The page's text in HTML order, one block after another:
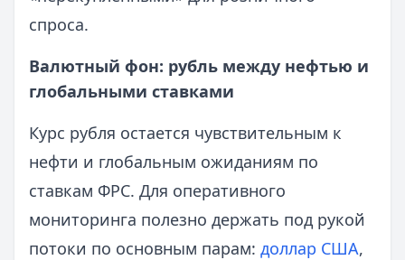
спроса.
Валютный фон: рубль между нефтью и
глобальными ставками
Курс рубля остается чувствительным к
нефти и глобальным ожиданиям по
ставкам ФРС. Для оперативного
мониторинга полезно держать под рукой
потоки по основным парам: доллар США,